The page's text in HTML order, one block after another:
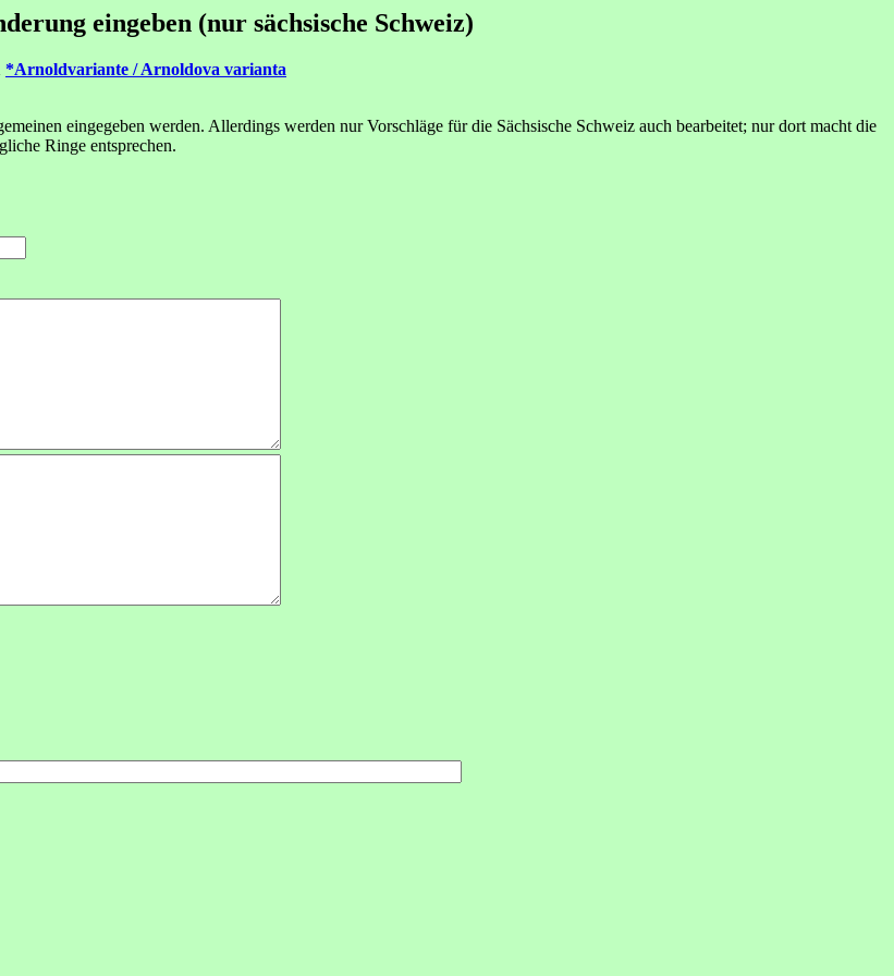
eingeben (nur sächsische Schweiz)
*Arnoldvariante / Arnoldova varianta
eingegeben werden. Allerdings werden nur Vorschläge für die Sächsische Schweiz auch bearbeitet; nur dort macht die
Ringe entsprechen.